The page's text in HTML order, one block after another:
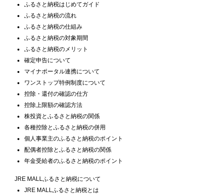
ふるさと納税はじめてガイド
ふるさと納税の流れ
ふるさと納税の仕組み
ふるさと納税の対象期間
ふるさと納税のメリット
確定申告について
マイナポータル連携について
ワンストップ特例制度について
控除・還付の確認の仕方
控除上限額の確認方法
株投資とふるさと納税の関係
各種控除とふるさと納税の併用
個人事業主のふるさと納税のポイント
配偶者控除とふるさと納税の関係
年金受給者のふるさと納税のポイント
JRE MALLふるさと納税について
JRE MALLふるさと納税とは